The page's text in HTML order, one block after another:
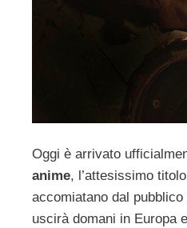
Oggi è arrivato
anime, l’attesissimo
accomiatano dal
uscirà domani in Europa